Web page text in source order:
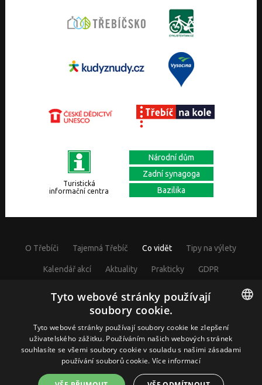
Turistická
informační centra
Národní dům
Zadní synagoga
Bazilika
O Třebíči Tajemná Třebíč Co vidět Tipy na výlety
Kalendář akcí Aktuality Prakticky GDPR
© Visit Třebíč 2017
Město Třebíč, Karlovo nám. 104/55, 67401 Třebíč, IČ: 00290629
CZECH
GERMAN
ENGLISH
Tyto webové stránky používají
soubory cookie.
Tyto webové stránky používají soubory cookie ke zlepšení
uživatelského zážitku. Používáním našich webových stránek
souhlasíte se všemi soubory cookie v souladu s našimi zásadami
používání souborů cookie. Více informací